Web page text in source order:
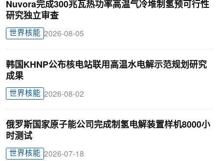
Nuvora完成300兆瓦热功率高温气冷堆制氢预可行性
研究独立审查
世界核能 2026-08-05
韩国KHNP公布核电站联用高温水电解示范规划研究
成果
世界核能 2026-08-02
俄罗斯国家原子能公司完成制氢电解装置样机8000小
时测试
世界核能 2026-07-18